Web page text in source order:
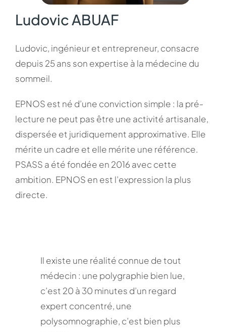
Ludovic ABUAF
Ludovic, ingénieur et entrepreneur, consacre
depuis 25 ans son expertise à la médecine du
sommeil.
EPNOS est né d’une conviction simple : la pré-
lecture ne peut pas être une activité artisanale,
dispersée et juridiquement approximative. Elle
mérite un cadre et elle mérite une référence.
PSASS a été fondée en 2016 avec cette
ambition. EPNOS en est l’expression la plus
directe.
Il existe une réalité connue de tout
médecin : une polygraphie bien lue,
c’est 20 à 30 minutes d’un regard
expert concentré, une
polysomnographie, c’est bien plus